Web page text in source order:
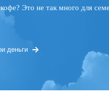
Это не так много для
деньги